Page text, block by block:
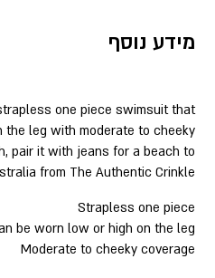
מידע נוסף
one piece swimsuit that
leg with moderate to cheeky
pair it with jeans for a beach to
from The Authentic Crinkle™.
Strapless one piece
be worn low or high on the leg
Moderate to cheeky coverage